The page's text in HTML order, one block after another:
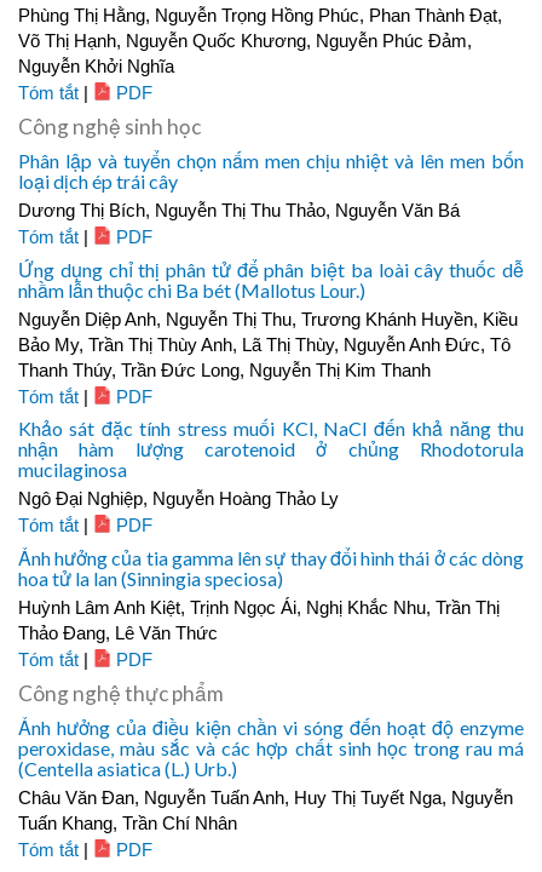
Phùng Thị Hằng, Nguyễn Trọng Hồng Phúc, Phan Thành Đạt,
Võ Thị Hạnh, Nguyễn Quốc Khương, Nguyễn Phúc Đảm,
Nguyễn Khởi Nghĩa
Tóm tắt | PDF
Công nghệ sinh học
Phân lập và tuyển chọn nấm men chịu nhiệt và lên men bốn
loại dịch ép trái cây
Dương Thị Bích, Nguyễn Thị Thu Thảo, Nguyễn Văn Bá
Tóm tắt | PDF
Ứng dụng chỉ thị phân tử để phân biệt ba loài cây thuốc dễ
nhầm lẫn thuộc chi Ba bét (Mallotus Lour.)
Nguyễn Diệp Anh, Nguyễn Thị Thu, Trương Khánh Huyền, Kiều
Bảo My, Trần Thị Thùy Anh, Lã Thị Thùy, Nguyễn Anh Đức, Tô
Thanh Thúy, Trần Đức Long, Nguyễn Thị Kim Thanh
Tóm tắt | PDF
Khảo sát đặc tính stress muối KCl, NaCl đến khả năng thu
nhận hàm lượng carotenoid ở chủng Rhodotorula
mucilaginosa
Ngô Đại Nghiệp, Nguyễn Hoàng Thảo Ly
Tóm tắt | PDF
Ảnh hưởng của tia gamma lên sự thay đổi hình thái ở các dòng
hoa tử la lan (Sinningia speciosa)
Huỳnh Lâm Anh Kiệt, Trịnh Ngọc Ái, Nghị Khắc Nhu, Trần Thị
Thảo Đang, Lê Văn Thức
Tóm tắt | PDF
Công nghệ thực phẩm
Ảnh hưởng của điều kiện chần vi sóng đến hoạt độ enzyme
peroxidase, màu sắc và các hợp chất sinh học trong rau má
(Centella asiatica (L.) Urb.)
Châu Văn Đan, Nguyễn Tuấn Anh, Huy Thị Tuyết Nga, Nguyễn
Tuấn Khang, Trần Chí Nhân
Tóm tắt | PDF